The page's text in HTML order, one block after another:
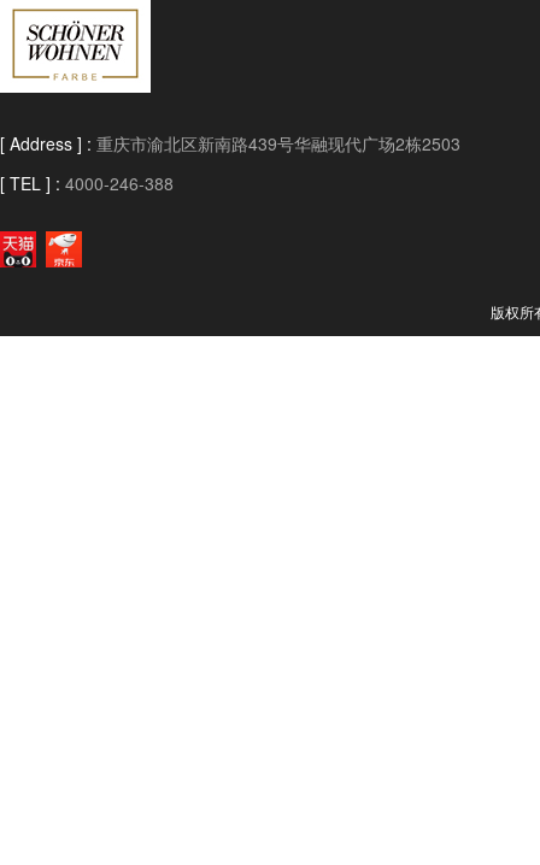
[ Address ] : 重庆市渝北区新南路439号华融现代广场2栋2503
[ TEL ] : 4000-246-388
版权所